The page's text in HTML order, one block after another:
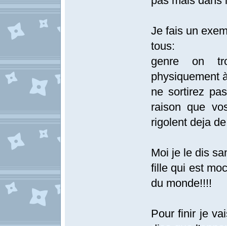
Je fais un
tous:
genre on
physiquement
ne sortirez
raison que
rigolent deja
Moi je le dis
fille qui est
du monde!!!!
Pour finir je